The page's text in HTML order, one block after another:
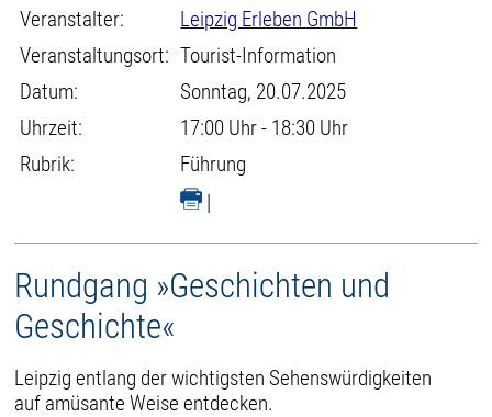
Veranstalter:
Leipzig Erleben GmbH
Veranstaltungsort: Tourist-Information
Datum:
Sonntag, 20.07.2025
Uhrzeit:
17:00 Uhr - 18:30 Uhr
Rubrik:
Führung
|
Rundgang »Geschichten und
Geschichte«
Leipzig entlang der wichtigsten Sehenswürdigkeiten
auf amüsante Weise entdecken.